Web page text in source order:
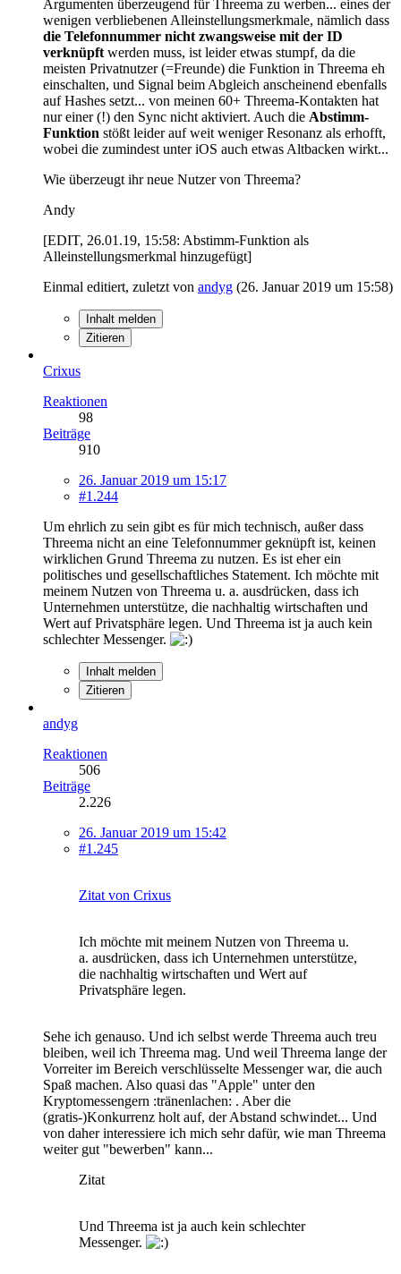
Argumenten überzeugend für Threema zu werben... eines der
wenigen verbliebenen Alleinstellungsmerkmale, nämlich dass
die Telefonnummer nicht zwangsweise mit der ID
verknüpft werden muss, ist leider etwas stumpf, da die
meisten Privatnutzer (=Freunde) die Funktion in Threema eh
einschalten, und Signal beim Abgleich anscheinend ebenfalls
auf Hashes setzt... von meinen 60+ Threema-Kontakten hat
nur einer (!) den Sync nicht aktiviert. Auch die Abstimm-
Funktion stößt leider auf weit weniger Resonanz als erhofft,
wobei die zumindest unter iOS auch etwas Altbacken wirkt...
Wie überzeugt ihr neue Nutzer von Threema?
Andy
[EDIT, 26.01.19, 15:58: Abstimm-Funktion als
Alleinstellungsmerkmal hinzugefügt]
Einmal editiert, zuletzt von andyg (26. Januar 2019 um 15:58)
Inhalt melden
Zitieren
Crixus
Reaktionen
98
Beiträge
910
26. Januar 2019 um 15:17
#1.244
Um ehrlich zu sein gibt es für mich technisch, außer dass
Threema nicht an eine Telefonnummer geknüpft ist, keinen
wirklichen Grund Threema zu nutzen. Es ist eher ein
politisches und gesellschaftliches Statement. Ich möchte mit
meinem Nutzen von Threema u. a. ausdrücken, dass ich
Unternehmen unterstütze, die nachhaltig wirtschaften und
Wert auf Privatsphäre legen. Und Threema ist ja auch kein
schlechter Messenger.
Inhalt melden
Zitieren
andyg
Reaktionen
506
Beiträge
2.226
26. Januar 2019 um 15:42
#1.245
Zitat von Crixus
Ich möchte mit meinem Nutzen von Threema u.
a. ausdrücken, dass ich Unternehmen unterstütze,
die nachhaltig wirtschaften und Wert auf
Privatsphäre legen.
Sehe ich genauso. Und ich selbst werde Threema auch treu
bleiben, weil ich Threema mag. Und weil Threema lange der
Vorreiter im Bereich verschlüsselte Messenger war, die auch
Spaß machen. Also quasi das "Apple" unter den
Kryptomessengern :tränenlachen: . Aber die
(gratis-)Konkurrenz holt auf, der Abstand schwindet... Und
von daher interessiere ich mich sehr dafür, wie man Threema
weiter gut "bewerben" kann...
Zitat
Und Threema ist ja auch kein schlechter
Messenger.